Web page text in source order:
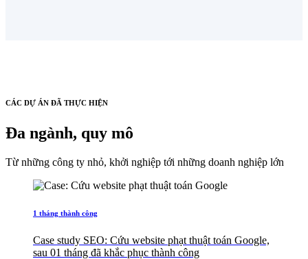
CÁC DỰ ÁN ĐÃ THỰC HIỆN
Đa ngành, quy mô
Từ những công ty nhỏ, khởi nghiệp tới những doanh nghiệp lớn
1 tháng thành công
Case study SEO: Cứu website phạt thuật toán Google,
sau 01 tháng đã khắc phục thành công